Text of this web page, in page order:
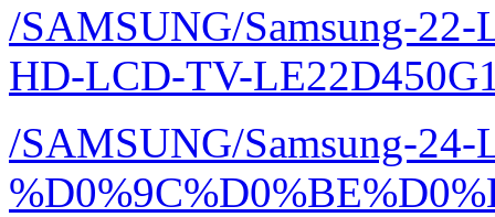
/SAMSUNG/Samsung-
HD-LCD-TV-
/SAMSUNG/Samsung-